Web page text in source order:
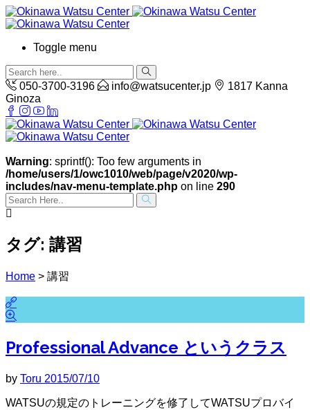
Toggle menu
050-3700-3196 info@watsucenter.jp
1817 Kanna
Ginoza
Warning: sprintf(): Too few arguments in
/home/users/1/owc1010/web/page/v2020/wp-
includes/nav-menu-template.php on line 290
タグ: 講習
Home > 講習
Professional Advance というクラス
by Toru 2015/07/10
WATSUの規定のトレーニングを修了してWATSUプロバイ